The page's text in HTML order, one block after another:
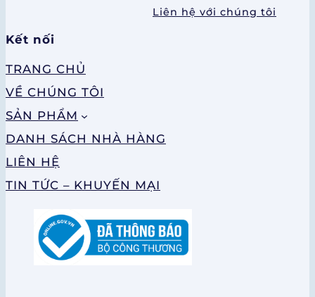
Liên hệ với chúng tôi
Kết nối
TRANG CHỦ
VỀ CHÚNG TÔI
SẢN PHẨM
DANH SÁCH NHÀ HÀNG
LIÊN HỆ
TIN TỨC – KHUYẾN MẠI